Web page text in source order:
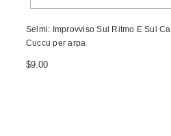
Selmi: Improvviso Sul Ritmo E Sul
Cuccu per arpa
$9.00